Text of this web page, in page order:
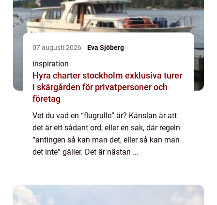
07 augusti 2026 Eva Sjöberg
inspiration
Hyra charter stockholm exklusiva turer
i skärgården för privatpersoner och
företag
Vet du vad en “flugrulle” är? Känslan är att
det är ett sådant ord, eller en sak, där regeln
“antingen så kan man det, eller så kan man
det inte” gäller. Det är nästan ...